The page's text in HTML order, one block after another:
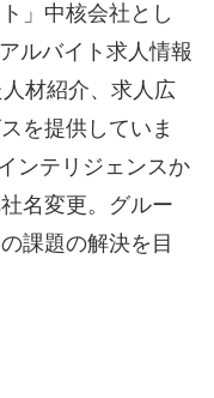
」中核会社とし
ルバイト求人情報
材紹介、求人広
を提供していま
ンテリジェンスか
名変更。グルー
課題の解決を目